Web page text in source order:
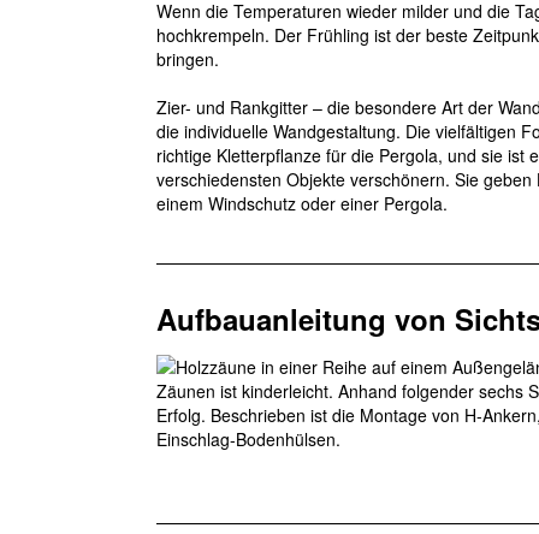
Wenn die Temperaturen wieder milder und die
hochkrempeln. Der Frühling ist der beste
bringen.
Zier- und Rankgitter – die besondere Art der
die individuelle Wandgestaltung. Die vielfältigen
richtige Kletterpflanze für die Pergola, und sie ist
verschiedensten Objekte verschönern. Sie
einem Windschutz oder einer Pergola.
Aufbauanleitung von
Zäunen ist kinderleicht. Anhand folgender sechs
Erfolg. Beschrieben ist die Montage von H-
Einschlag-Bodenhülsen.